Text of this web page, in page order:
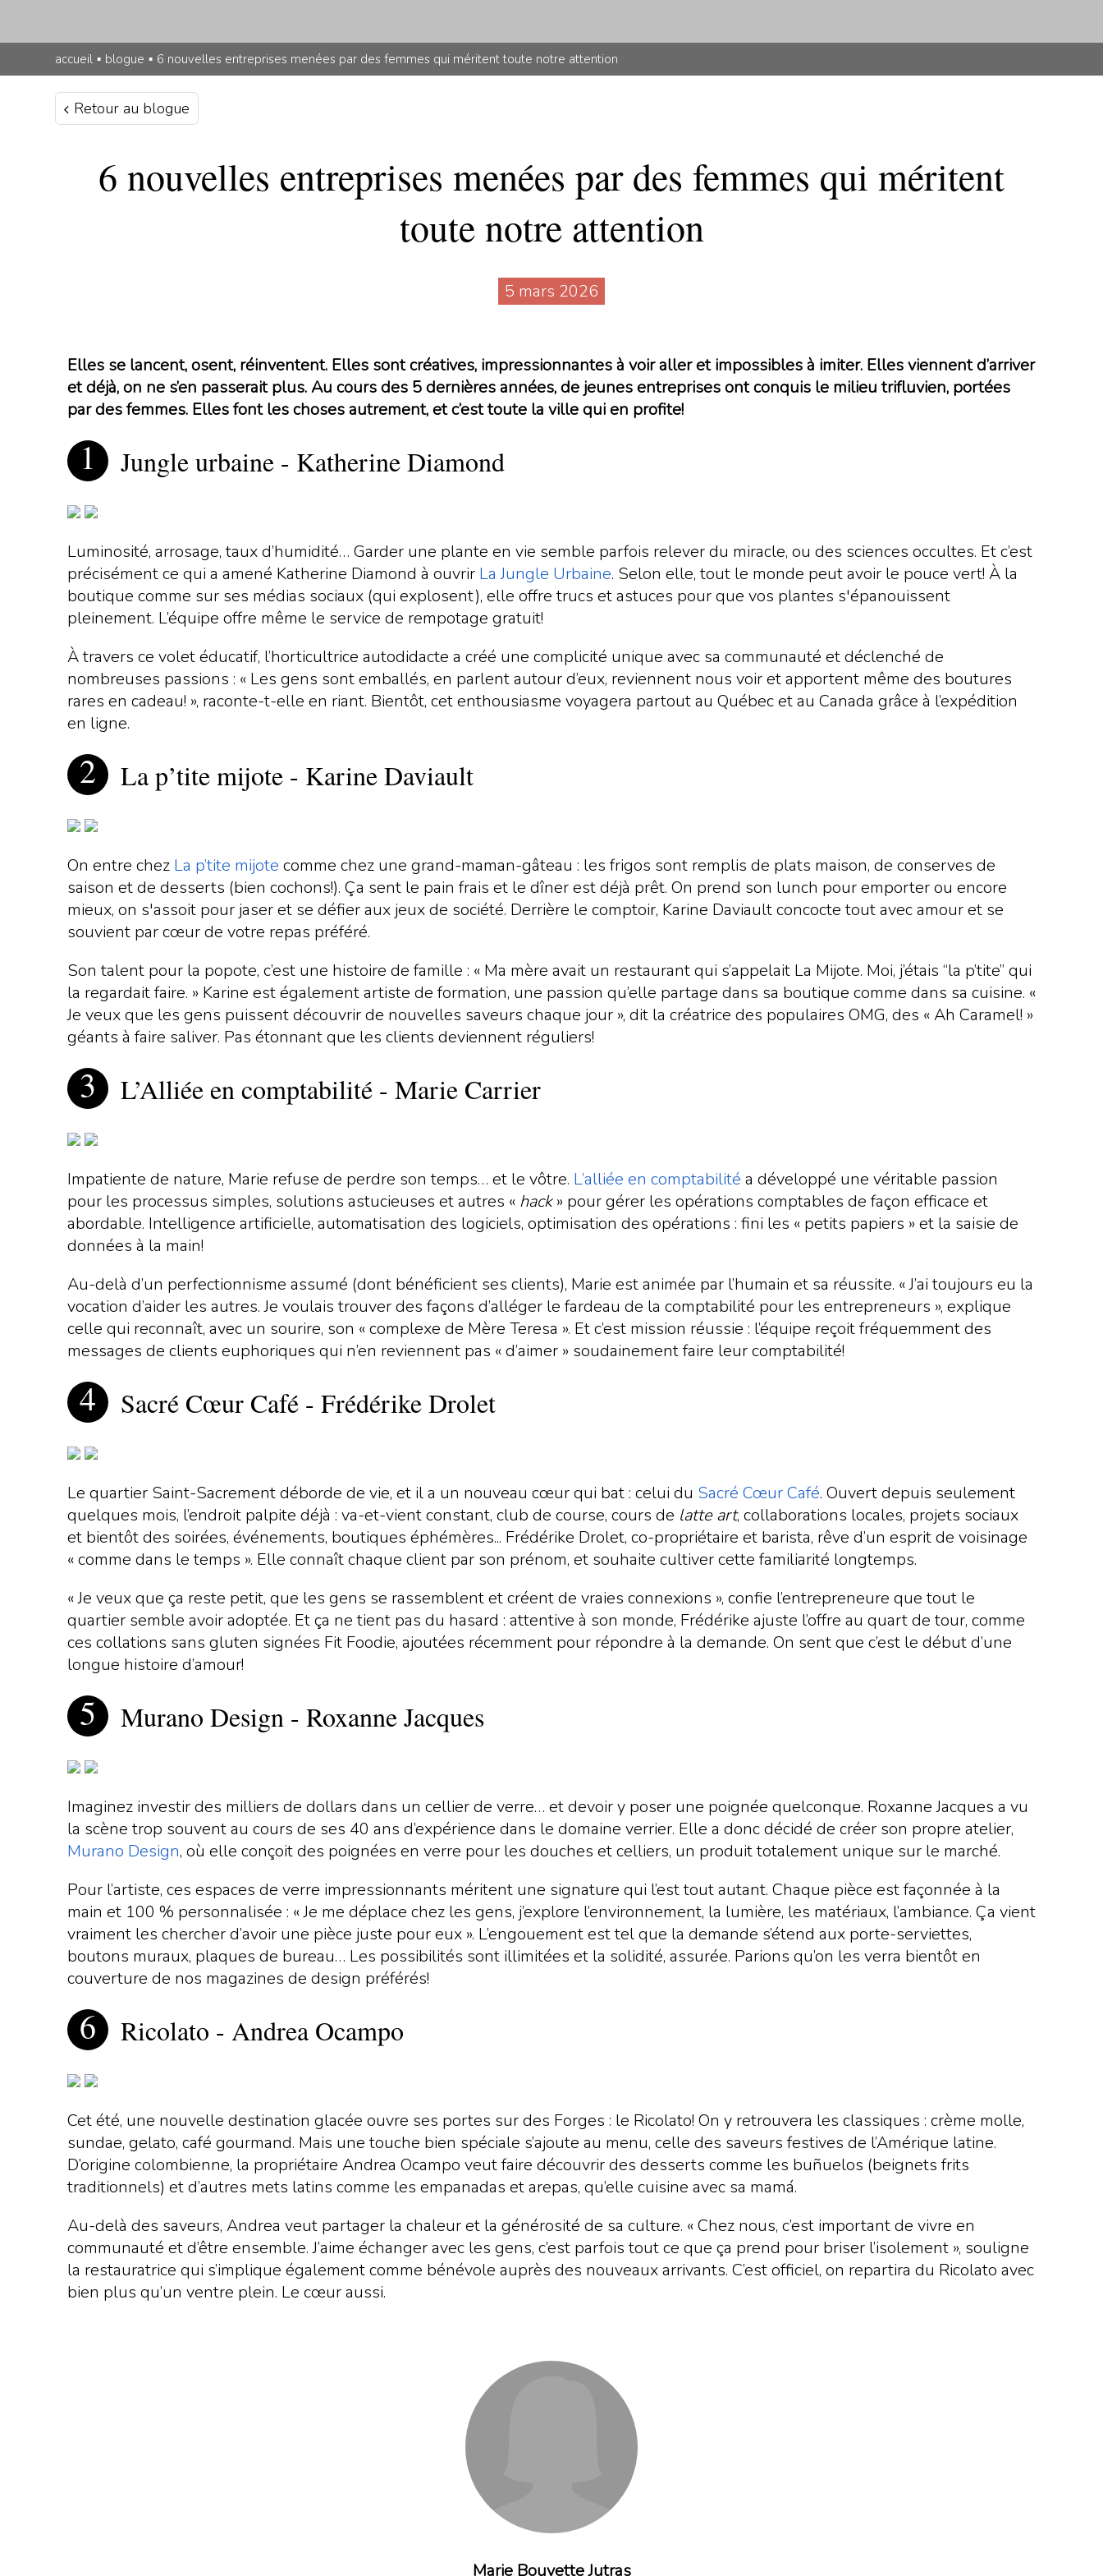
accueil ▪ blogue ▪ 6 nouvelles entreprises menées par des femmes qui méritent toute notre attention
Retour au blogue
6 nouvelles entreprises menées par des femmes qui méritent
toute notre attention
5 mars 2026
Elles se lancent, osent, réinventent. Elles sont créatives, impressionnantes à voir aller et impossibles à imiter. Elles viennent d’arriver
et déjà, on ne s’en passerait plus. Au cours des 5 dernières années, de jeunes entreprises ont conquis le milieu trifluvien, portées
par des femmes. Elles font les choses autrement, et c’est toute la ville qui en profite!
Jungle urbaine - Katherine Diamond
Luminosité, arrosage, taux d’humidité… Garder une plante en vie semble parfois relever du miracle, ou des sciences occultes. Et c’est
précisément ce qui a amené Katherine Diamond à ouvrir La Jungle Urbaine. Selon elle, tout le monde peut avoir le pouce vert! À la
boutique comme sur ses médias sociaux (qui explosent), elle offre trucs et astuces pour que vos plantes s'épanouissent
pleinement. L’équipe offre même le service de rempotage gratuit!
À travers ce volet éducatif, l’horticultrice autodidacte a créé une complicité unique avec sa communauté et déclenché de
nombreuses passions : « Les gens sont emballés, en parlent autour d’eux, reviennent nous voir et apportent même des boutures
rares en cadeau! », raconte-t-elle en riant. Bientôt, cet enthousiasme voyagera partout au Québec et au Canada grâce à l’expédition
en ligne.
La p’tite mijote - Karine Daviault
On entre chez La p’tite mijote comme chez une grand-maman-gâteau : les frigos sont remplis de plats maison, de conserves de
saison et de desserts (bien cochons!). Ça sent le pain frais et le dîner est déjà prêt. On prend son lunch pour emporter ou encore
mieux, on s'assoit pour jaser et se défier aux jeux de société. Derrière le comptoir, Karine Daviault concocte tout avec amour et se
souvient par cœur de votre repas préféré.
Son talent pour la popote, c’est une histoire de famille : « Ma mère avait un restaurant qui s’appelait La Mijote. Moi, j’étais “la p’tite” qui
la regardait faire. » Karine est également artiste de formation, une passion qu’elle partage dans sa boutique comme dans sa cuisine. «
Je veux que les gens puissent découvrir de nouvelles saveurs chaque jour », dit la créatrice des populaires OMG, des « Ah Caramel! »
géants à faire saliver. Pas étonnant que les clients deviennent réguliers!
L’Alliée en comptabilité - Marie Carrier
Impatiente de nature, Marie refuse de perdre son temps… et le vôtre. L’alliée en comptabilité a développé une véritable passion
pour les processus simples, solutions astucieuses et autres « hack» pour gérer les opérations comptables de façon efficace et
abordable. Intelligence artificielle, automatisation des logiciels, optimisation des opérations : fini les « petits papiers » et la saisie de
données à la main!
Au-delà d’un perfectionnisme assumé (dont bénéficient ses clients), Marie est animée par l’humain et sa réussite. « J’ai toujours eu la
vocation d’aider les autres. Je voulais trouver des façons d’alléger le fardeau de la comptabilité pour les entrepreneurs », explique
celle qui reconnaît, avec un sourire, son « complexe de Mère Teresa ». Et c’est mission réussie : l’équipe reçoit fréquemment des
messages de clients euphoriques qui n’en reviennent pas « d’aimer » soudainement faire leur comptabilité!
Sacré Cœur Café - Frédérike Drolet
Le quartier Saint-Sacrement déborde de vie, et il a un nouveau cœur qui bat : celui du Sacré Cœur Café. Ouvert depuis seulement
quelques mois, l’endroit palpite déjà : va-et-vient constant, club de course, cours de latte art, collaborations locales, projets sociaux
et bientôt des soirées, événements, boutiques éphémères... Frédérike Drolet, co-propriétaire et barista, rêve d’un esprit de voisinage
« comme dans le temps ». Elle connaît chaque client par son prénom, et souhaite cultiver cette familiarité longtemps.
« Je veux que ça reste petit, que les gens se rassemblent et créent de vraies connexions », confie l’entrepreneure que tout le
quartier semble avoir adoptée. Et ça ne tient pas du hasard : attentive à son monde, Frédérike ajuste l’offre au quart de tour, comme
ces collations sans gluten signées Fit Foodie, ajoutées récemment pour répondre à la demande. On sent que c’est le début d’une
longue histoire d’amour!
Murano Design - Roxanne Jacques
Imaginez investir des milliers de dollars dans un cellier de verre… et devoir y poser une poignée quelconque. Roxanne Jacques a vu
la scène trop souvent au cours de ses 40 ans d’expérience dans le domaine verrier. Elle a donc décidé de créer son propre atelier,
Murano Design, où elle conçoit des poignées en verre pour les douches et celliers, un produit totalement unique sur le marché.
Pour l’artiste, ces espaces de verre impressionnants méritent une signature qui l’est tout autant. Chaque pièce est façonnée à la
main et 100 % personnalisée : « Je me déplace chez les gens, j’explore l’environnement, la lumière, les matériaux, l’ambiance. Ça vient
vraiment les chercher d’avoir une pièce juste pour eux ». L’engouement est tel que la demande s’étend aux porte-serviettes,
boutons muraux, plaques de bureau… Les possibilités sont illimitées et la solidité, assurée. Parions qu’on les verra bientôt en
couverture de nos magazines de design préférés!
Ricolato - Andrea Ocampo
Cet été, une nouvelle destination glacée ouvre ses portes sur des Forges : le Ricolato! On y retrouvera les classiques : crème molle,
sundae, gelato, café gourmand. Mais une touche bien spéciale s’ajoute au menu, celle des saveurs festives de l’Amérique latine.
D’origine colombienne, la propriétaire Andrea Ocampo veut faire découvrir des desserts comme les buñuelos (beignets frits
traditionnels) et d’autres mets latins comme les empanadas et arepas, qu’elle cuisine avec sa mamá.
Au-delà des saveurs, Andrea veut partager la chaleur et la générosité de sa culture. « Chez nous, c’est important de vivre en
communauté et d’être ensemble. J’aime échanger avec les gens, c’est parfois tout ce que ça prend pour briser l’isolement », souligne
la restauratrice qui s’implique également comme bénévole auprès des nouveaux arrivants. C’est officiel, on repartira du Ricolato avec
bien plus qu’un ventre plein. Le cœur aussi.
Marie Bouvette Jutras